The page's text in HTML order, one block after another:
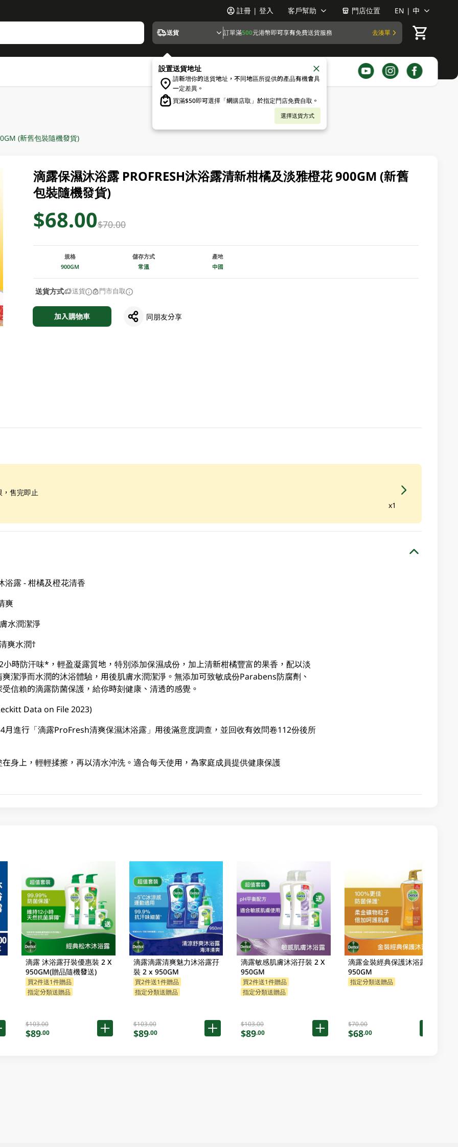
註冊 | 登入 客戶幫助 門店位置 EN | 中
送貨 訂單滿500元港幣即可享有免費送貨服務 去湊單
設置送貨地址
請新增你的送貨地址，不同地區所提供的產品有機會具
一定差異。
買滿$50即可選擇「網購店取」於指定門店免費自取。
選擇送貨方式
(新舊包裝隨機發貨)
滴露保濕沐浴露 PROFRESH沐浴露清新柑橘及淡雅橙花 900GM (新舊
包裝隨機發貨)
$68.00$70.00
規格
900GM
儲存方式
常溫
產地
中國
送貨方式 送貨 門市自取
加入購物車 同朋友分享
售完即止
x1
露 - 柑橘及橙花清香
爽
水潤潔淨
爽水潤†
時防汗味*，輕盈凝露質地，特別添加保濕成份，加上清新柑橘豐富的果香，配以淡
潔淨而水潤的沐浴體驗，用後肌膚水潤潔淨。無添加可致敏成份Parabens防腐劑、
信賴的滴露防菌保護，給你時刻健康、清透的感覺。
Data on File 2023)
月進行「滴露ProFresh清爽保濕沐浴露」用後滿意度調查，並回收有效問卷112份後所
身上，輕輕揉擦，再以清水沖洗。適合每天使用，為家庭成員提供健康保護
滴露 沐浴露孖裝優惠裝 2 X
950GM(贈品隨機發送)
買2件送1件贈品
指定分類送贈品
$103.00
$89.00
滴露滴露清爽魅力沐浴露孖
裝 2 x 950GM
買2件送1件贈品
指定分類送贈品
$103.00
$89.00
滴露敏感肌膚沐浴孖裝 2 X
950GM
買2件送1件贈品
指定分類送贈品
$103.00
$89.00
滴露金裝經典保護沐浴露
950GM
指定分類送贈品
$70.00
$68.00